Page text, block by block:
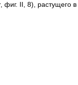
фиг. II, 8), растущего